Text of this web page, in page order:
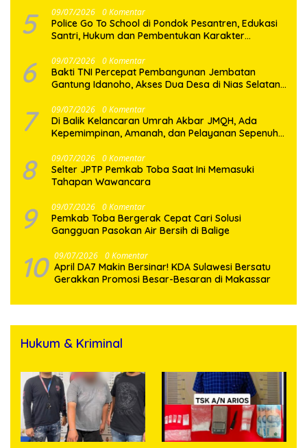
5 09/07/2026 0 Komentar
Police Go To School di Pondok Pesantren, Edukasi
Santri, Hukum dan Pembentukan Karakter
6 09/07/2026 0 Komentar
Bakti TNI Percepat Pembangunan Jembatan
Gantung Idanoho, Akses Dua Desa di Nias Selatan
7 09/07/2026 0 Komentar
Di Balik Kelancaran Umrah Akbar JMQH, Ada
Kepemimpinan, Amanah, dan Pelayanan Sepenuh
8 09/07/2026 0 Komentar
Selter JPTP Pemkab Toba Saat Ini Memasuki
Tahapan Wawancara
9 09/07/2026 0 Komentar
Pemkab Toba Bergerak Cepat Cari Solusi
Gangguan Pasokan Air Bersih di Balige
10 09/07/2026 0 Komentar
April DA7 Makin Bersinar! KDA Sulawesi Bersatu
Gerakkan Promosi Besar-Besaran di Makassar
Hukum & Kriminal